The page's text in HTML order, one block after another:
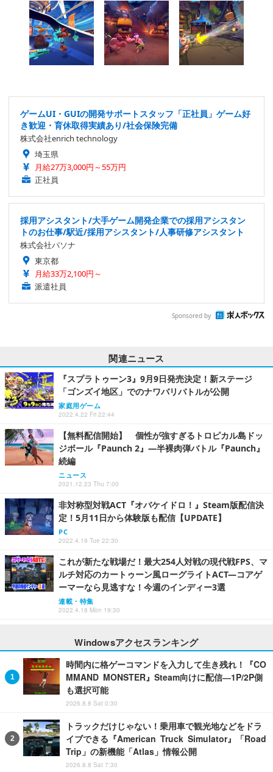
ゲームUI・GUIの開発サポートスタッフ「正社員」ゲーム好
き歓迎・育休取得実績あり/社会保険完備
株式会社enrich technology
埼玉県
月給27万3,000円～55万円
正社員
採用アシスタント/大手ゲーム開発企業での採用アシスタン
トのお仕事/駅近/採用アシスタント/人事研修アシスタント
株式会社パソナ
東京都
月給33万2,100円～
派遣社員
Sponsored by
関連ニュース
『スプラトゥーン3』9月9日発売決定！新ステージ
「ゴンズイ地区」でのナワバリバトルが公開
家庭用ゲーム
2022.4.22 Fri 22:44
【無料配信開始】 個性が強すぎるトロピカル島ドッ
ジボール『Paunch 2』―半裸肉弾バトル『Paunch』
続編
ニュース
2021.12.23 Thu 7:00
非対称型対戦ACT『オバケイドロ！』Steam版配信決
定！5月11日から体験版も配信【UPDATE】
PC
2022.4.19 Tue 22:30
これが新たな戦場だ！最大254人対戦の現代戦FPS、マ
ルチ対応のカートゥーン風ローグライトACT―コアゲ
ーマーなら見逃すな！今週のインディー3選
連載・特集
2022.4.18 Mon 19:30
Windowsアクセスランキング
時間内に格ゲーコマンドを入力して生き残れ！『CO
MMAND MONSTER』Steam向けに配信―1P/2P側
も選択可能
2026.8.8 Sat 0:30
トラックだけじゃない！乗用車で観光地などをドラ
イブできる『American Truck Simulator』「Road
Trip」の新機能「Atlas」情報公開
2026.8.8 Sat 7:30